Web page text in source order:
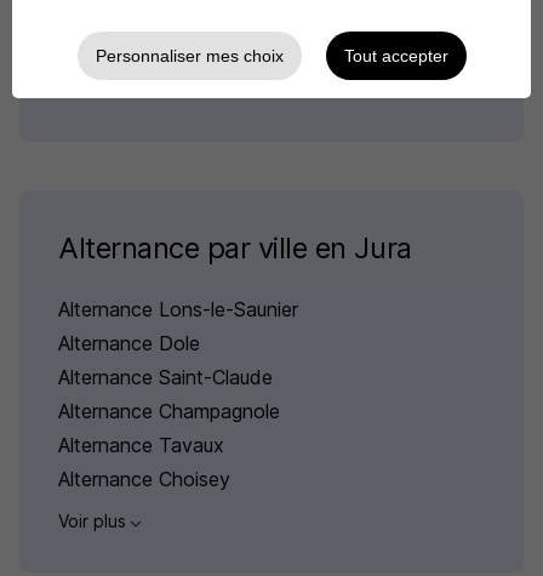
Voir plus
Les offres d'alternance par ville du domaine
Alternance par ville en Jura
Alternance Lons-le-Saunier
Alternance Dole
Alternance Saint-Claude
Alternance Champagnole
Alternance Tavaux
Alternance Choisey
Voir plus
Personnaliser mes choix Tout accepter